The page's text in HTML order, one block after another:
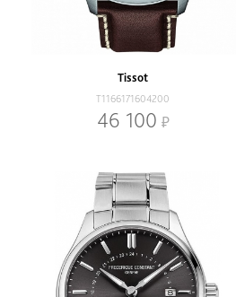
Tissot
T1166171604200
46 100